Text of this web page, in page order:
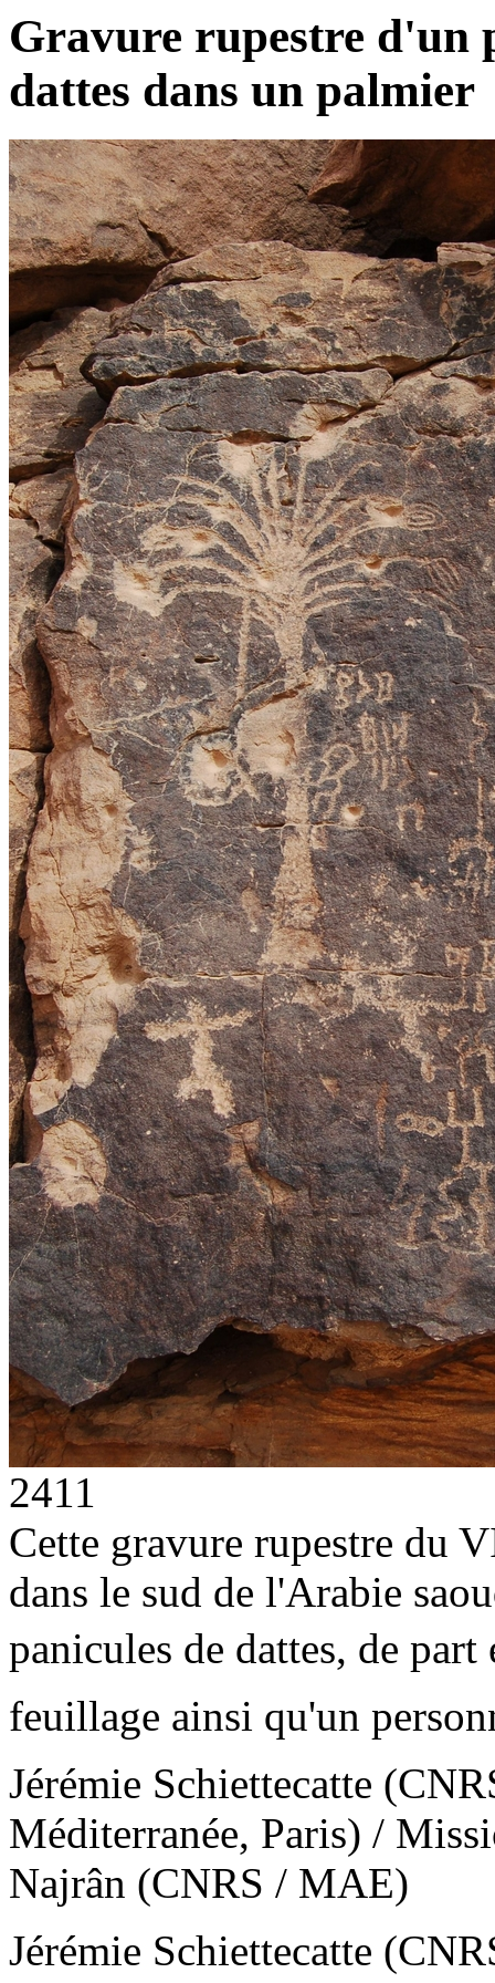
Gravure rupestre d'un
dattes dans un palmier
2411
Cette gravure rupestre du
dans le sud de l'Arabie
panicules de dattes, de part
feuillage ainsi qu'un
Jérémie Schiettecatte
Méditerranée, Paris) /
Najrân (CNRS / MAE)
Jérémie Schiettecatte